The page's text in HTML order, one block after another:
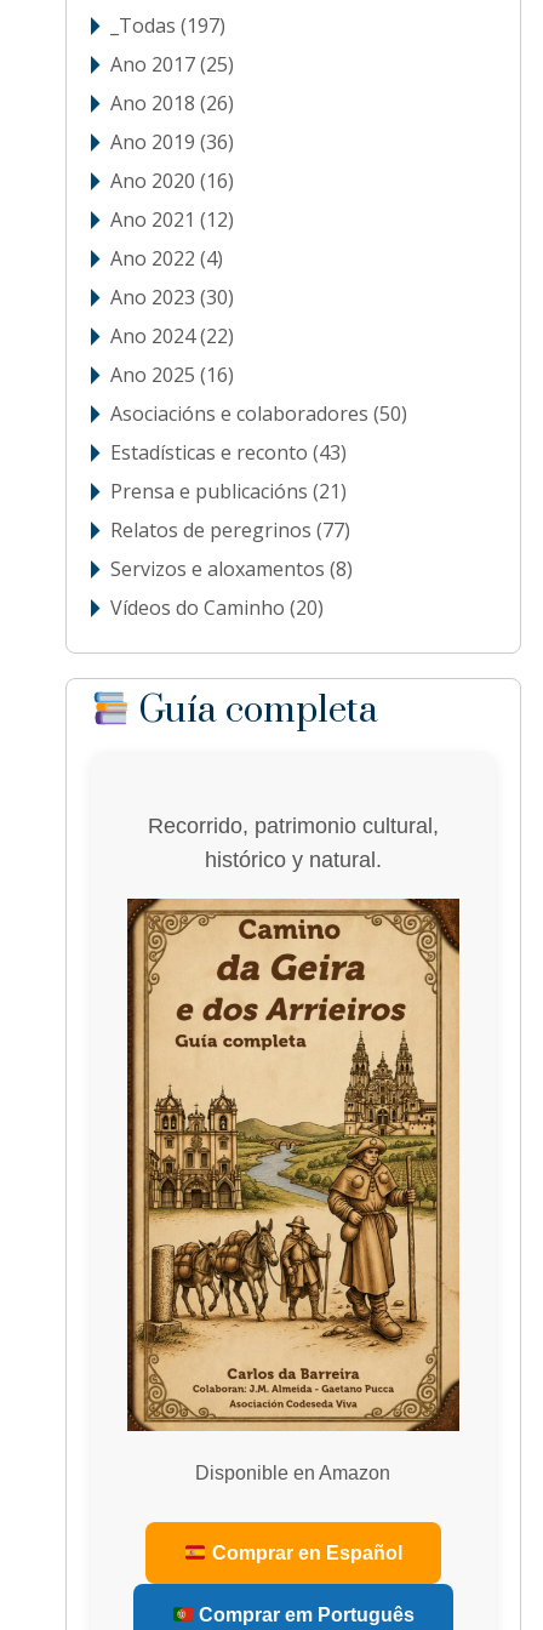
_Todas (197)
Ano 2017(25)
Ano 2018 (26)
Ano 2019 (36)
Ano 2020 (16)
Ano 2021 (12)
Ano 2022 (4)
Ano 2023 (30)
Ano 2024(22)
Ano 2025 (16)
Asociacións e colaboradores (50)
Estadísticas e reconto (43)
Prensa e publicacións (21)
Relatos de peregrinos (77)
Servizos e aloxamentos (8)
Vídeos do Caminho (20)
Guía completa
Recorrido, patrimonio cultural,
histórico y natural.
Disponible en Amazon
Comprar en Español
Comprar em Português